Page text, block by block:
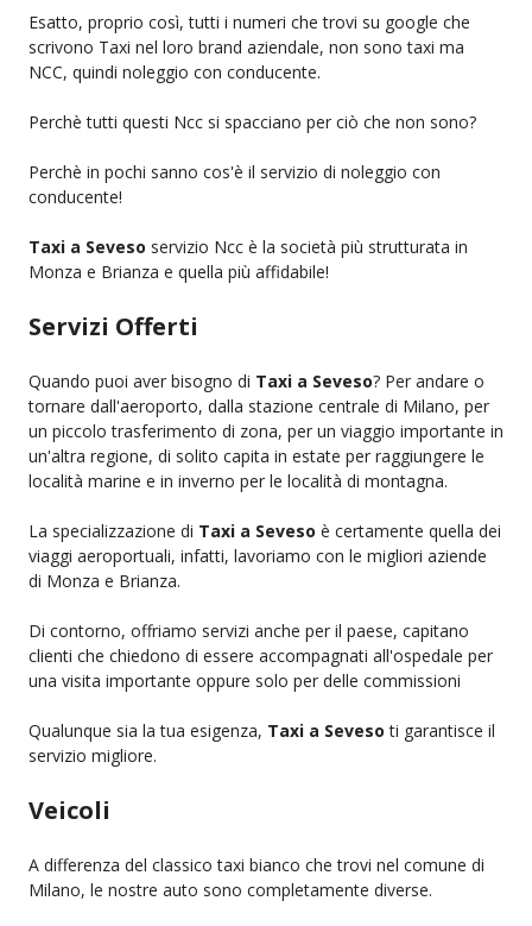
Esatto, proprio così, tutti i numeri che trovi su google che
scrivono Taxi nel loro brand aziendale, non sono taxi ma
NCC, quindi noleggio con conducente.
Perchè tutti questi Ncc si spacciano per ciò che non sono?
Perchè in pochi sanno cos'è il servizio di noleggio con
conducente!
Taxi a Seveso servizio Ncc è la società più strutturata in
Monza e Brianza e quella più affidabile!
Servizi Offerti
Quando puoi aver bisogno di Taxi a Seveso? Per andare o
tornare dall'aeroporto, dalla stazione centrale di Milano, per
un piccolo trasferimento di zona, per un viaggio importante in
un'altra regione, di solito capita in estate per raggiungere le
località marine e in inverno per le località di montagna.
La specializzazione di Taxi a Seveso è certamente quella dei
viaggi aeroportuali, infatti, lavoriamo con le migliori aziende
di Monza e Brianza.
Di contorno, offriamo servizi anche per il paese, capitano
clienti che chiedono di essere accompagnati all'ospedale per
una visita importante oppure solo per delle commissioni
Qualunque sia la tua esigenza, Taxi a Seveso ti garantisce il
servizio migliore.
Veicoli
A differenza del classico taxi bianco che trovi nel comune di
Milano, le nostre auto sono completamente diverse.